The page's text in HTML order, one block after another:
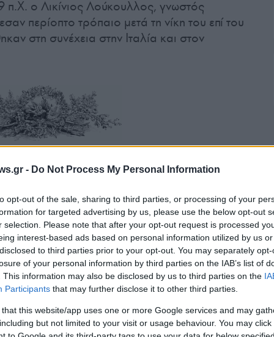
- Do Not Process My Personal Information
opt-out of the sale, sharing to third parties, or processing of your
for targeted advertising by us, please use the below opt-out
selection. Please note that after your opt-out request is processed
interest-based ads based on personal information utilized by us
to third parties prior to your opt-out. You may separately
of your personal information by third parties on the IAB’s list of
This information may also be disclosed by us to third parties on the
Participants that may further disclose it to other third parties.
that this website/app uses one or more Google services and may
but not limited to your visit or usage behaviour. You may
ο Λικίνιος Λούκουλλος, γνωστός
περίοπτο τρόπαιο μετά τη νίκη του επί του
στη συνέχεια στην Ιταλία και στον
καλωσόριζε τον Κερασινό, ενώ
κεράσα τ’ ολονών».
γειτνίασης με την ανοιχτή θάλασσα από
των ποντιακών ορίων από τον Νότο,έχει το
.
μπορούσαν να προχωρήσουν προς το
να ανακυκλωθούν και να